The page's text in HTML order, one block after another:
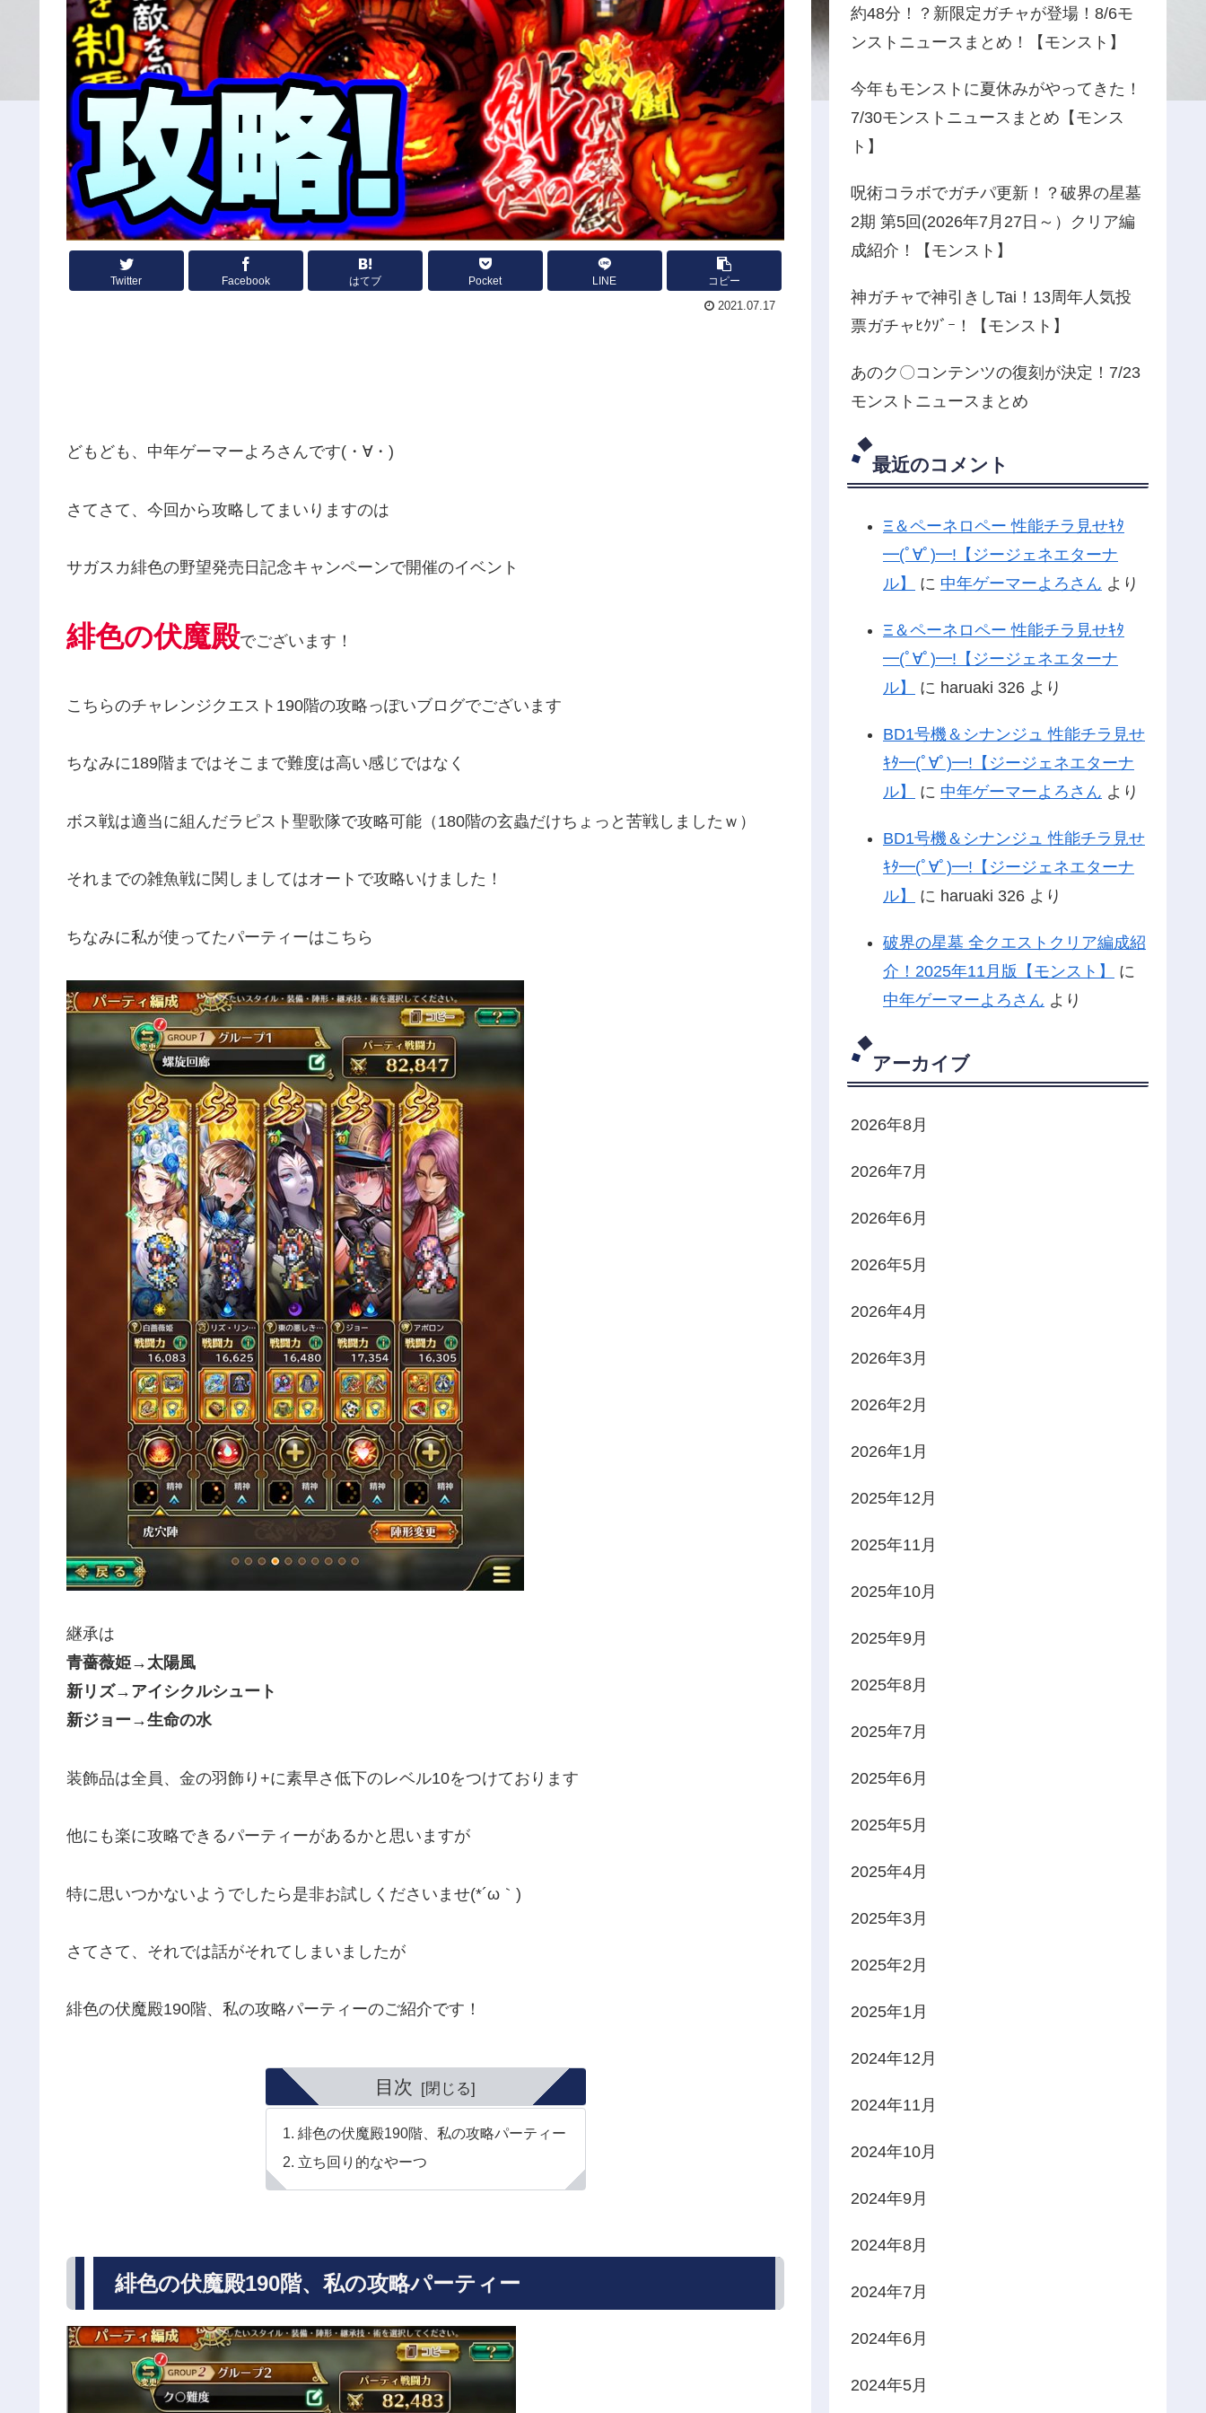
Twitter Facebook はてブ Pocket LINE コピー
2021.07.17
どもども、中年ゲーマーよろさんです(・∀・)
さてさて、今回から攻略してまいりますのは
サガスカ緋色の野望発売日記念キャンペーンで開催のイベント
緋色の伏魔殿でございます！
こちらのチャレンジクエスト190階の攻略っぽいブログでございます
ちなみに189階まではそこまで難度は高い感じではなく
ボス戦は適当に組んだラピスト聖歌隊で攻略可能（180階の玄蟲だけちょっと苦戦しましたｗ）
それまでの雑魚戦に関しましてはオートで攻略いけました！
ちなみに私が使ってたパーティーはこちら
継承は
青薔薇姫→太陽風
新リズ→アイシクルシュート
新ジョー→生命の水
装飾品は全員、金の羽飾り+に素早さ低下のレベル10をつけております
他にも楽に攻略できるパーティーがあるかと思いますが
特に思いつかないようでしたら是非お試しくださいませ(*´ω｀)
さてさて、それでは話がそれてしまいましたが
緋色の伏魔殿190階、私の攻略パーティーのご紹介です！
目次
緋色の伏魔殿190階、私の攻略パーティー
立ち回り的なやーつ
緋色の伏魔殿190階、私の攻略パーティー
約48分！？新限定ガチャが登場！8/6モ
ンストニュースまとめ！【モンスト】
今年もモンストに夏休みがやってきた！
7/30モンストニュースまとめ【モンス
ト】
呪術コラボでガチパ更新！？破界の星墓
2期 第5回(2026年7月27日～）クリア編
成紹介！【モンスト】
神ガチャで神引きしTai！13周年人気投
票ガチャﾋｸｿﾞｰ！【モンスト】
あのク〇コンテンツの復刻が決定！7/23
モンストニュースまとめ
最近のコメント
Ξ＆ペーネロペー 性能チラ見せｷﾀ
━(ﾟ∀ﾟ)━!【ジージェネエターナ
ル】
に 中年ゲーマーよろさん より
Ξ＆ペーネロペー 性能チラ見せｷﾀ
━(ﾟ∀ﾟ)━!【ジージェネエターナ
ル】
に haruaki 326 より
BD1号機＆シナンジュ 性能チラ見せ
ｷﾀ━(ﾟ∀ﾟ)━!【ジージェネエターナ
ル】
に 中年ゲーマーよろさん より
BD1号機＆シナンジュ 性能チラ見せ
ｷﾀ━(ﾟ∀ﾟ)━!【ジージェネエターナ
ル】
に haruaki 326 より
破界の星墓 全クエストクリア編成紹
介！2025年11月版【モンスト】
に
中年ゲーマーよろさん より
アーカイブ
2026年8月
2026年7月
2026年6月
2026年5月
2026年4月
2026年3月
2026年2月
2026年1月
2025年12月
2025年11月
2025年10月
2025年9月
2025年8月
2025年7月
2025年6月
2025年5月
2025年4月
2025年3月
2025年2月
2025年1月
2024年12月
2024年11月
2024年10月
2024年9月
2024年8月
2024年7月
2024年6月
2024年5月